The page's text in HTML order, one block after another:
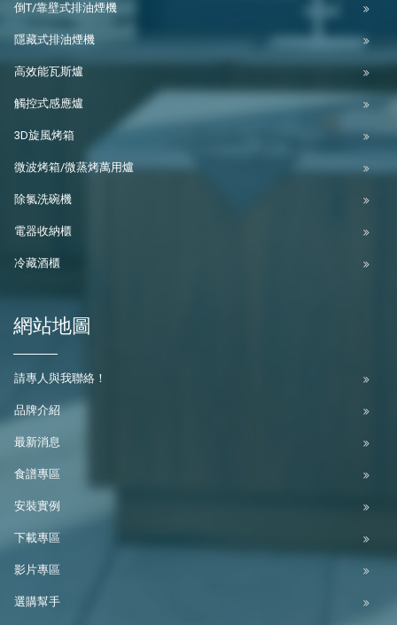
倒T/靠壁式排油煙機
隱藏式排油煙機
高效能瓦斯爐
觸控式感應爐
3D旋風烤箱
微波烤箱/微蒸烤萬用爐
除氯洗碗機
電器收納櫃
冷藏酒櫃
網站地圖
請專人與我聯絡！
品牌介紹
最新消息
食譜專區
安裝實例
下載專區
影片專區
選購幫手